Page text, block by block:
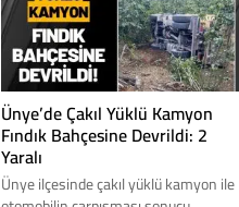
Ünye’de Çakıl Yüklü Kamyon
Fındık Bahçesine Devrildi: 2
Yaralı
Ünye ilçesinde çakıl yüklü kamyon ile